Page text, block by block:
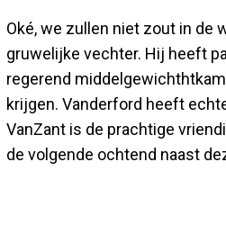
Oké, we zullen niet zout in de
gruwelijke vechter. Hij heeft
regerend
krijgen. Vanderford heeft
VanZant is de prachtige
de volgende ochtend naast